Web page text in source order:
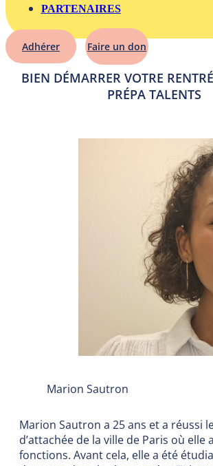
PARTENAIRES
Adhérer Faire un don
BIEN DÉMARRER VOTRE
PRÉPA TALENTS
Marion Sautron
Marion Sautron a 25 ans et a réussi
d’attachée de la ville de Paris où elle
fonctions. Avant cela, elle a été